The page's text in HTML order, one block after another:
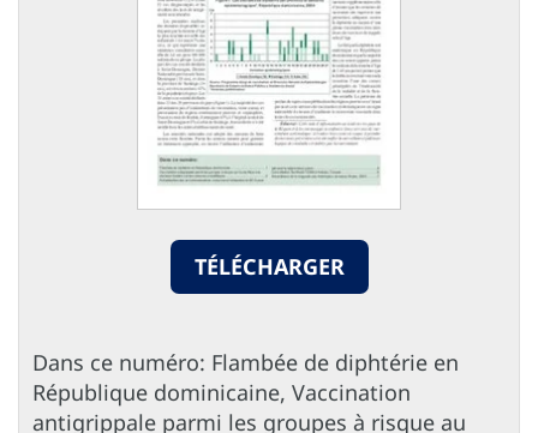
TÉLÉCHARGER
Dans ce numéro: Flambée de diphtérie en
République dominicaine, Vaccination
antigrippale parmi les groupes à risque au